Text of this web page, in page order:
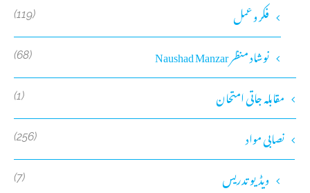
فکر و عمل (119)
نوشاد منظر Naushad Manzar (68)
مقابلہ جاتی امتحان (1)
نصابی مواد (256)
ویڈیو تدریس (7)